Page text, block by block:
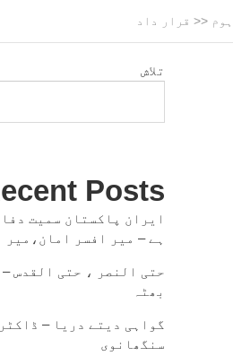
ہوم << قرار داد
تلاش
Posts
ایران پاکستان سمیت
ہے – میر افسر امان،میر
حتی النصر ، حتی القدس –
بھٹہ
گواہی دیتے دریا –
سنگھانوی